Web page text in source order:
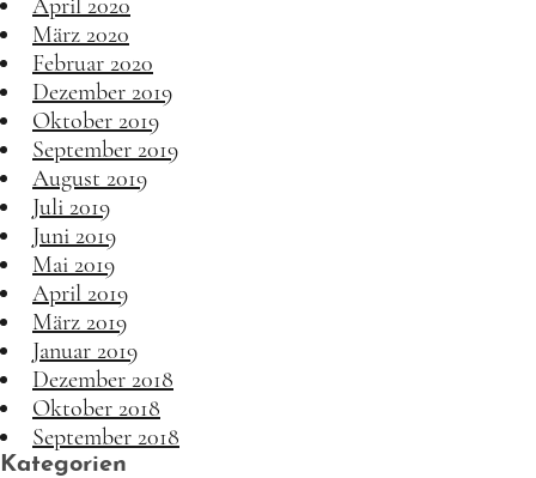
April 2020
März 2020
Februar 2020
Dezember 2019
Oktober 2019
September 2019
August 2019
Juli 2019
Juni 2019
Mai 2019
April 2019
März 2019
Januar 2019
Dezember 2018
Oktober 2018
September 2018
Kategorien